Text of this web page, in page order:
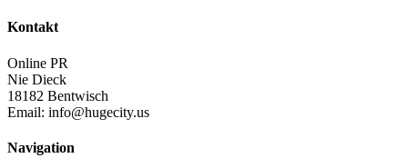
Kontakt
Online PR
Nie Dieck
18182 Bentwisch
Email: info@hugecity.us
Navigation